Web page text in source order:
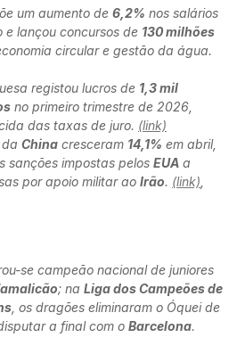
um aumento de 6,2% nos salários
e lançou concursos de 130 milhões
circular e gestão da água.
registou lucros de 1,3 mil
no primeiro trimestre de 2026,
das taxas de juro. (link)
China cresceram 14,1% em abril,
sanções impostas pelos EUA a
por apoio militar ao Irão. (link)
se campeão nacional de juniores
; na Liga dos Campeões de
, os dragões eliminaram o Óquei de
a final com o Barcelona.